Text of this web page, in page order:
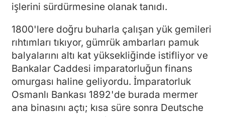
işlerini sürdürmesine olanak tanıdı.
1800'lere doğru buharla çalışan yük gemileri
rıhtımları tıkıyor, gümrük ambarları pamuk
balyalarını altı kat yüksekliğinde istifliyor ve
Bankalar Caddesi imparatorluğun finans
omurgası haline geliyordu. İmparatorluk
Osmanlı Bankası 1892'de burada mermer
ana binasını açtı; kısa süre sonra Deutsche